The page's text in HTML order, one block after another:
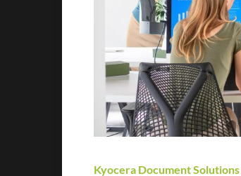
Kyocera Document Solutions